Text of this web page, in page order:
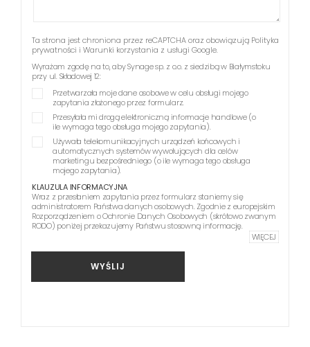
Ta strona jest chroniona przez reCAPTCHA oraz obowiązują Polityka
prywatności i Warunki korzystania z usługi Google.
Wyrażam zgodę na to, aby Synage sp. z o.o. z siedzibą w Białymstoku
przy ul. Składowej 12:
Przetwarzała moje dane osobowe w celu obsługi mojego
zapytania złożonego przez formularz.
Przesyłała mi drogą elektroniczną informacje handlowe (o
ile wymaga tego obsługa mojego zapytania).
Używała telekomunikacyjnych urządzeń końcowych i
automatycznych systemów wywołujących dla celów
marketingu bezpośredniego (o ile wymaga tego obsługa
mojego zapytania).
KLAUZULA INFORMACYJNA
Wraz z przesłaniem zapytania przez formularz staniemy się
administratorem Państwa danych osobowych. Zgodnie z europejskim
Rozporządzeniem o Ochronie Danych Osobowych (skrótowo zwanym
RODO) poniżej przekazujemy Państwu stosowną informację.
WIĘCEJ
WYŚLIJ